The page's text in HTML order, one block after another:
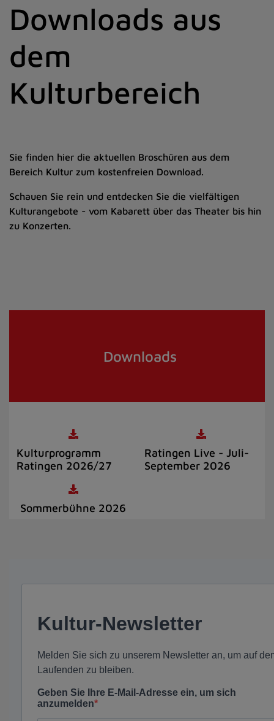
Downloads aus
dem
Kulturbereich
Sie finden hier die aktuellen Broschüren aus dem
Bereich Kultur zum kostenfreien Download.
Schauen Sie rein und entdecken Sie die vielfältigen
Kulturangebote - vom Kabarett über das Theater bis hin
zu Konzerten.
Kulturprogramm
Ratingen 2026/27
Ratingen Live - Juli-
September 2026
Sommerbühne 2026
Downloads